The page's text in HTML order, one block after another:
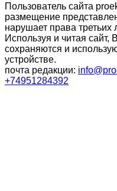
Пользователь сайта
размещение
нарушает права третьих
Используя и читая сайт,
сохраняются и
устройстве.
почта редакции:
+74951284392